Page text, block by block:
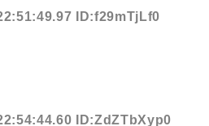
ID:f29mTjLf0
ID:ZdZTbXyp0